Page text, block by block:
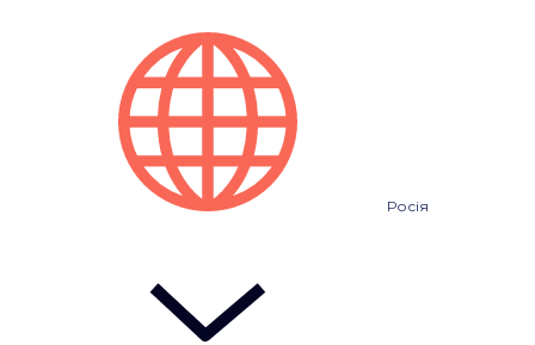
Росія